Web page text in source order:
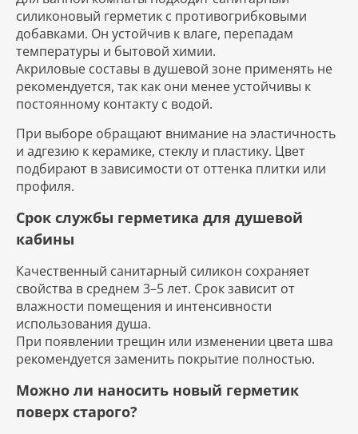
силиконовый герметик с противогрибковыми
добавками. Он устойчив к влаге, перепадам
температуры и бытовой химии.
Акриловые составы в душевой зоне применять не
рекомендуется, так как они менее устойчивы к
постоянному контакту с водой.
При выборе обращают внимание на эластичность
и адгезию к керамике, стеклу и пластику. Цвет
подбирают в зависимости от оттенка плитки или
профиля.
Срок службы герметика для душевой
кабины
Качественный санитарный силикон сохраняет
свойства в среднем 3–5 лет. Срок зависит от
влажности помещения и интенсивности
использования душа.
При появлении трещин или изменении цвета шва
рекомендуется заменить покрытие полностью.
Можно ли наносить новый герметик
поверх старого?